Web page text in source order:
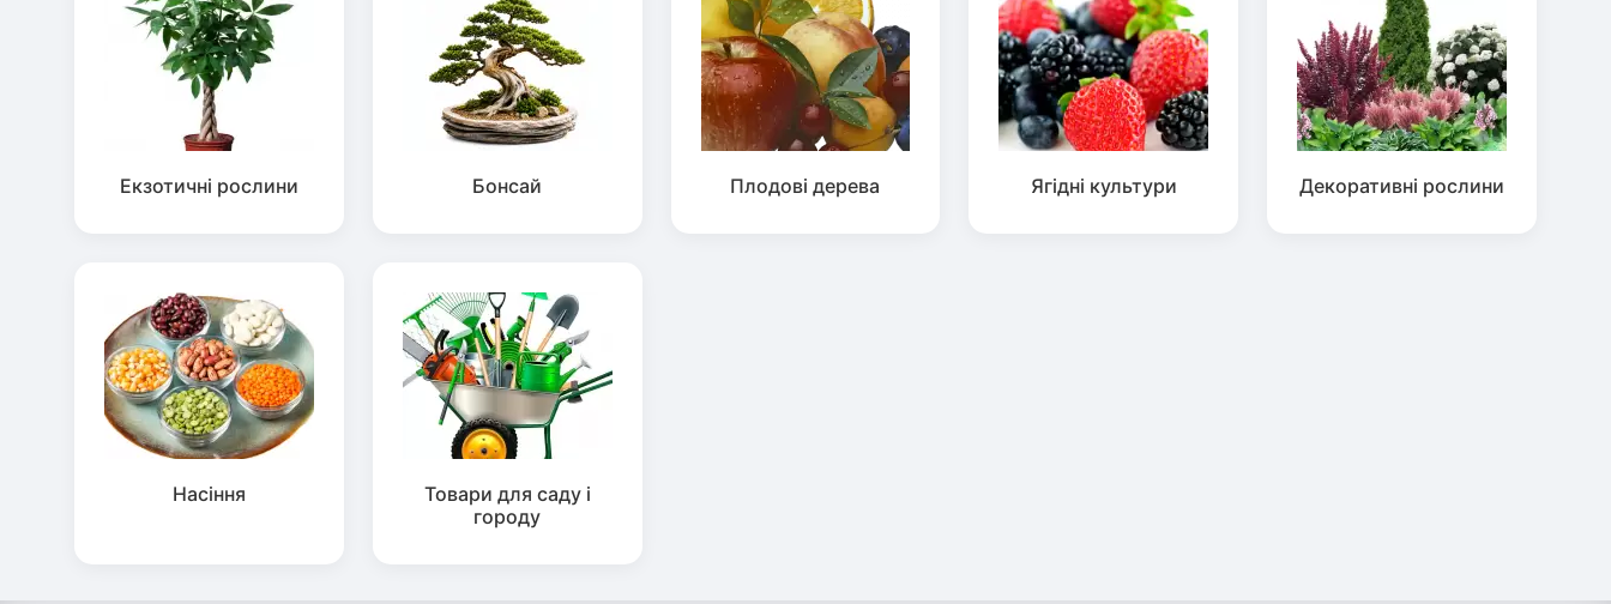
Екзотичні рослини Бонсай Плодові дерева Ягідні культури Декоративні рослини
Насіння
Товари для саду і
городу